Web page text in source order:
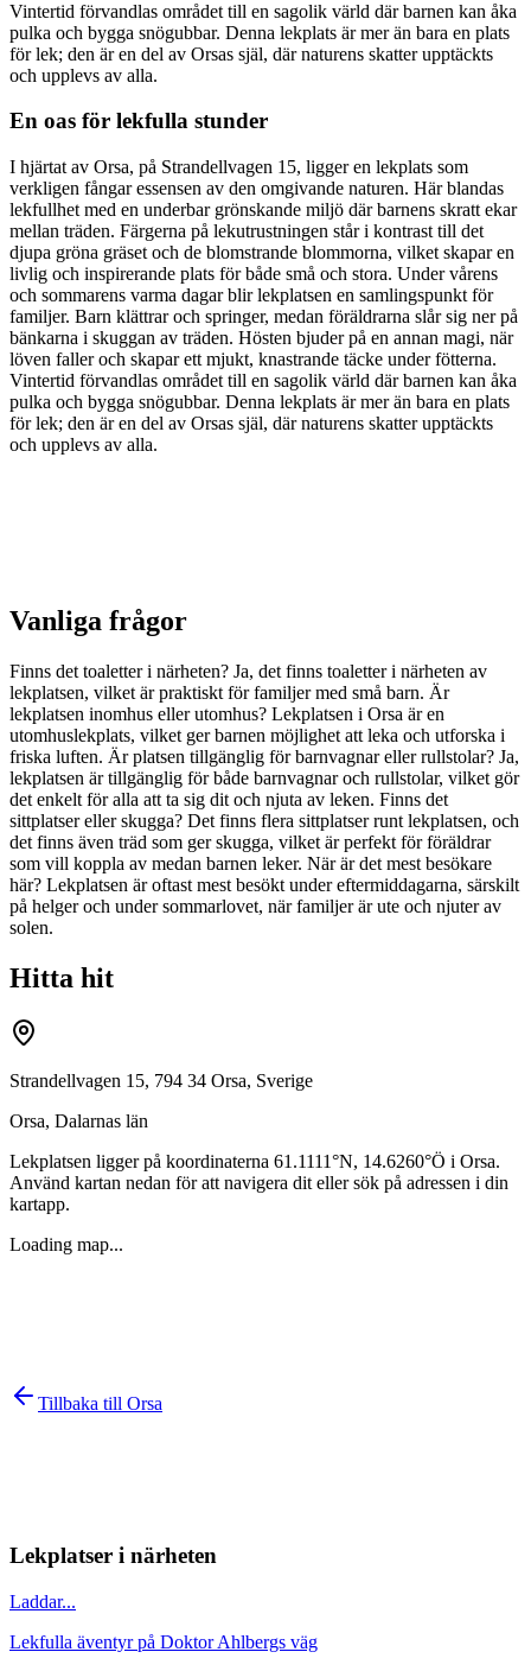
Vintertid förvandlas området till en sagolik värld där barnen kan åka
pulka och bygga snögubbar. Denna lekplats är mer än bara en plats
för lek; den är en del av Orsas själ, där naturens skatter upptäckts
och upplevs av alla.
En oas för lekfulla stunder
I hjärtat av Orsa, på Strandellvagen 15, ligger en lekplats som
verkligen fångar essensen av den omgivande naturen. Här blandas
lekfullhet med en underbar grönskande miljö där barnens skratt ekar
mellan träden. Färgerna på lekutrustningen står i kontrast till det
djupa gröna gräset och de blomstrande blommorna, vilket skapar en
livlig och inspirerande plats för både små och stora. Under vårens
och sommarens varma dagar blir lekplatsen en samlingspunkt för
familjer. Barn klättrar och springer, medan föräldrarna slår sig ner på
bänkarna i skuggan av träden. Hösten bjuder på en annan magi, när
löven faller och skapar ett mjukt, knastrande täcke under fötterna.
Vintertid förvandlas området till en sagolik värld där barnen kan åka
pulka och bygga snögubbar. Denna lekplats är mer än bara en plats
för lek; den är en del av Orsas själ, där naturens skatter upptäckts
och upplevs av alla.
Vanliga frågor
Finns det toaletter i närheten? Ja, det finns toaletter i närheten av
lekplatsen, vilket är praktiskt för familjer med små barn. Är
lekplatsen inomhus eller utomhus? Lekplatsen i Orsa är en
utomhuslekplats, vilket ger barnen möjlighet att leka och utforska i
friska luften. Är platsen tillgänglig för barnvagnar eller rullstolar? Ja,
lekplatsen är tillgänglig för både barnvagnar och rullstolar, vilket gör
det enkelt för alla att ta sig dit och njuta av leken. Finns det
sittplatser eller skugga? Det finns flera sittplatser runt lekplatsen, och
det finns även träd som ger skugga, vilket är perfekt för föräldrar
som vill koppla av medan barnen leker. När är det mest besökare
här? Lekplatsen är oftast mest besökt under eftermiddagarna, särskilt
på helger och under sommarlovet, när familjer är ute och njuter av
solen.
Hitta hit
Strandellvagen 15, 794 34 Orsa, Sverige
Orsa, Dalarnas län
Lekplatsen ligger på koordinaterna 61.1111°N, 14.6260°Ö i Orsa.
Använd kartan nedan för att navigera dit eller sök på adressen i din
kartapp.
Loading map...
Tillbaka till Orsa
Lekplatser i närheten
Laddar...
Lekfulla äventyr på Doktor Ahlbergs väg